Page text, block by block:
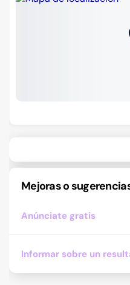
Mejoras o
Anúnciate gratis
Informar sobre un